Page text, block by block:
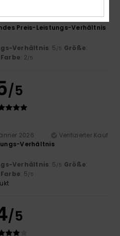
2026
Verifizierter Kauf
Preis-Leistungs-Verhältnis
Verhältnis: 5/5 Größe:
Farbe: 2/5
/5
2026
Verifizierter Kauf
Verhältnis
Verhältnis: 5/5 Größe:
Farbe: 5/5
/5